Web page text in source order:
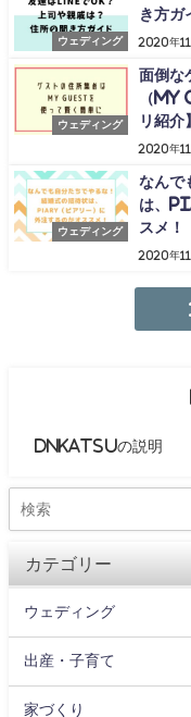
ウェディング
き方ガ
2020年
ウェディング
面倒な
（MY
リ紹介】
2020年11
ウェディング
なんで
は、
スメ！
2020年11
DNKATSUの説明
カテゴリー
ウェディング
出産・子育て
家づくり